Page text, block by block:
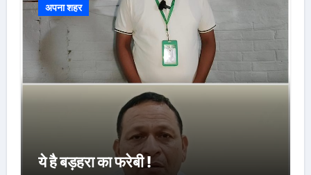
अपना शहर
ये है बड़हरा का फरेबी !